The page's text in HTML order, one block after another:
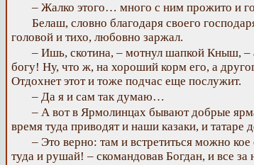
– Жалко этого… много с ним прожито и
Белаш, словно благодаря своего
головой и тихо, любовно заржал.
– Ишь, скотина, – мотнул шапкой Кныш, –
богу! Ну, что ж, на хороший корм его, а
Отдохнет этот и тоже подчас еще послужит.
– Да я и сам так думаю…
– А вот в Ярмолинцах бывают добрые
время туда приводят и наши казаки, и татаре
– Это верно: там и встретиться можно
туда и рушай! – скомандовав Богдан, и все